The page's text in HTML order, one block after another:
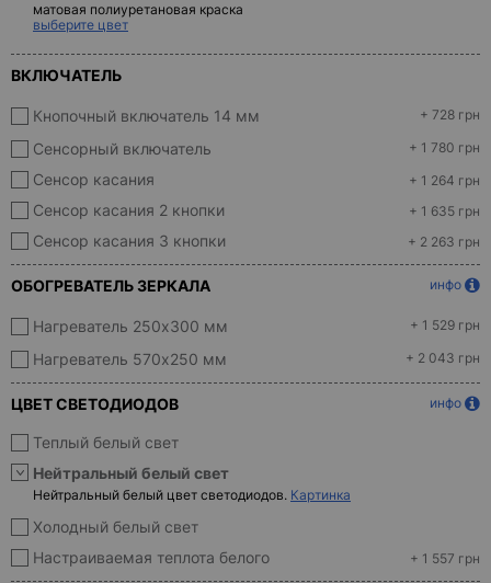
матовая полиуретановая краска
выберите цвет
ВКЛЮЧАТЕЛЬ
Кнопочный включатель 14 мм + 728 грн
Сенсорный включатель + 1 780 грн
Сенсор касания + 1 264 грн
Сенсор касания 2 кнопки + 1 635 грн
Сенсор касания 3 кнопки + 2 263 грн
ОБОГРЕВАТЕЛЬ ЗЕРКАЛА инфо
Нагреватель 250x300 мм + 1 529 грн
Нагреватель 570х250 мм + 2 043 грн
ЦВЕТ СВЕТОДИОДОВ инфо
Теплый белый свет
Нейтральный белый свет
Нейтральный белый цвет светодиодов. Картинка
Холодный белый свет
Настраиваемая теплота белого
+ 1 557 грн